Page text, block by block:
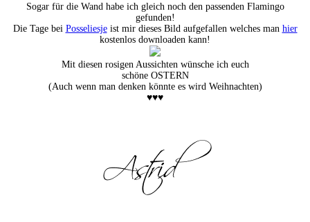
Sogar für die Wand habe ich gleich noch den passenden Flamingo
gefunden!
Die Tage bei Posseliesjeist mir dieses Bild aufgefallen welches man hier
kostenlos downloaden kann!
Mit diesen rosigen Aussichten wünsche ich euch
schöne OSTERN
(Auch wenn man denken könnte es wird Weihnachten)
♥♥♥